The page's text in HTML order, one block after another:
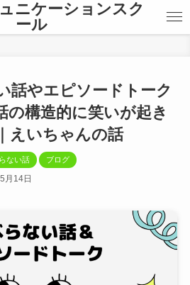
ニケーションスク
ール
話やエピソードトーク
構造的に笑いが起き
えいちゃんの話
ない話 ブログ
月14日